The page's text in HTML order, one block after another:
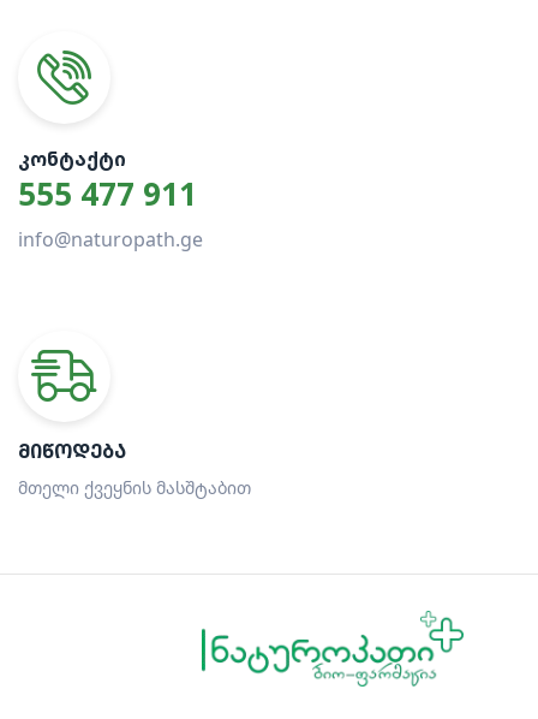
ᲙᲝᲜᲢᲐᲥᲢᲘ
555 477 911
info@naturopath.ge
ᲛᲘᲬᲝᲓᲔᲑᲐ
მთელი ქვეყნის მასშტაბით